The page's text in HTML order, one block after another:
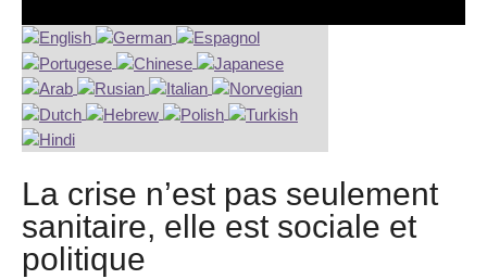
La crise n’est pas seulement
sanitaire, elle est sociale et
politique